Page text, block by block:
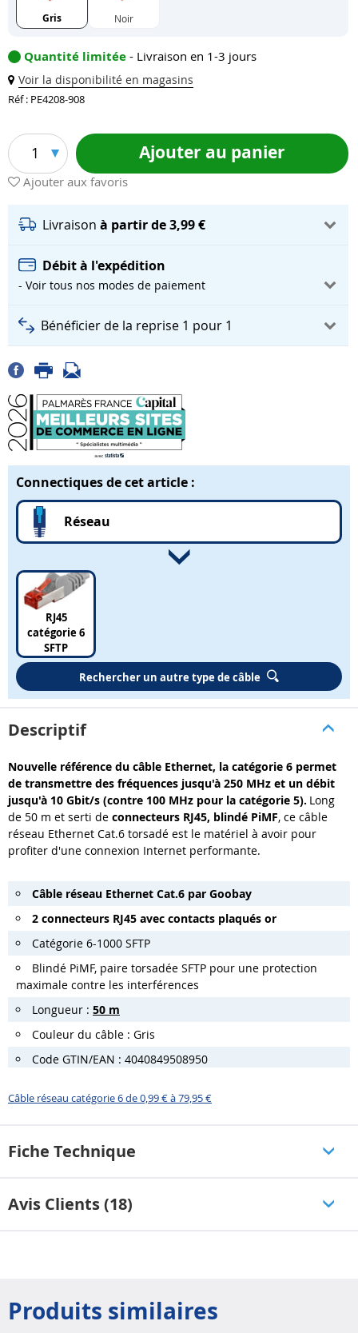
Gris Noir
Quantité limitée - Livraison en 1-3 jours
Voir la disponibilité en magasins
Réf : PE4208-908
1 Ajouter au panier
Ajouter aux favoris
Livraison à partir de 3,99 €
Débit à l'expédition
- Voir tous nos modes de paiement
Bénéficier de la reprise 1 pour 1
Connectiques de cet article :
Réseau
RJ45
catégorie 6
SFTP
Rechercher un autre type de câble
Descriptif
Nouvelle référence du câble Ethernet, la catégorie 6 permet
de transmettre des fréquences jusqu'à 250 MHz et un débit
jusqu'à 10 Gbit/s (contre 100 MHz pour la catégorie 5). Long
de 50 m et serti de connecteurs RJ45, blindé PiMF, ce câble
réseau Ethernet Cat.6 torsadé est le matériel à avoir pour
profiter d'une connexion Internet performante.
Câble réseau Ethernet Cat.6 par Goobay
2 connecteurs RJ45 avec contacts plaqués or
Catégorie 6-1000 SFTP
Blindé PiMF, paire torsadée SFTP pour une protection
maximale contre les interférences
Longueur : 50 m
Couleur du câble : Gris
Code GTIN/EAN : 4040849508950
Câble réseau catégorie 6 de 0,99 € à 79,95 €
Fiche Technique
Avis Clients (18)
Produits similaires